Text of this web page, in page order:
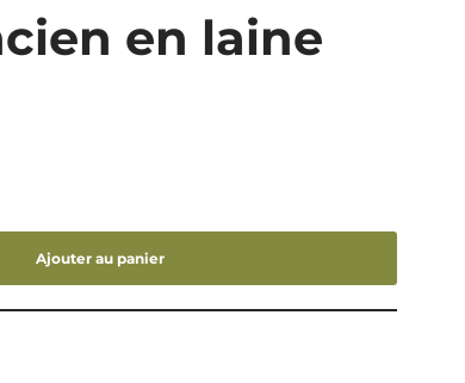
en laine
Ajouter au panier